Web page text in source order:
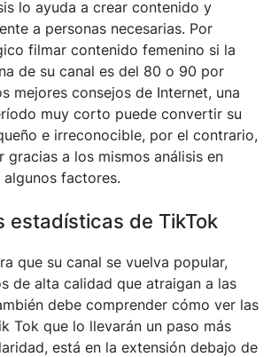
lo ayuda a crear contenido y
a personas necesarias. Por
filmar contenido femenino si la
de su canal es del 80 o 90 por
mejores consejos de Internet, una
muy corto puede convertir su
e irreconocible, por el contrario,
gracias a los mismos análisis en
factores.
estadísticas de TikTok
que su canal se vuelva popular,
de alta calidad que atraigan a las
debe comprender cómo ver las
Tok que lo llevarán un paso más
está en la extensión debajo de